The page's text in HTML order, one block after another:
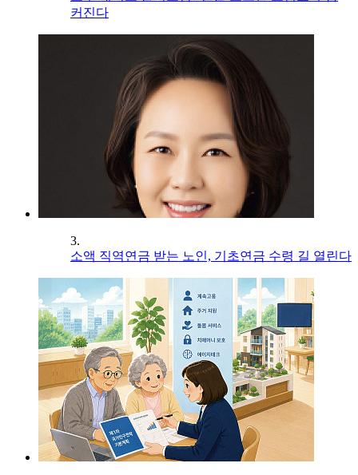
커진다
3.
소액 직역연금 받는 노인, 기초연금 수령 길 열린다